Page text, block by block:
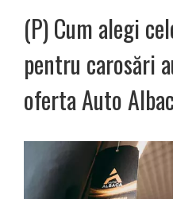
(P) Cum alegi
pentru carosări
oferta Auto